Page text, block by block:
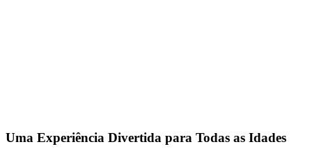
Uma Experiência Divertida para Todas as Idades